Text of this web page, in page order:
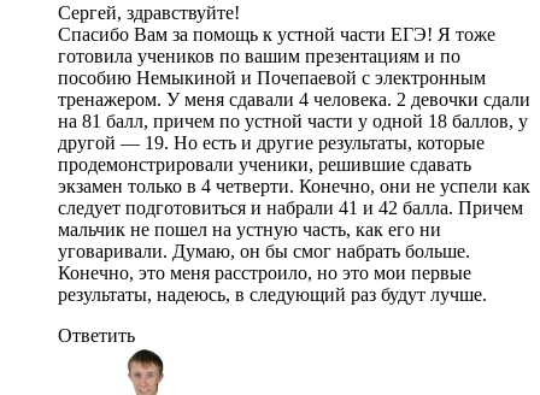
Сергей, здравствуйте!
Спасибо Вам за помощь к устной части ЕГЭ! Я тоже
готовила учеников по вашим презентациям и по
пособию Немыкиной и Почепаевой с электронным
тренажером. У меня сдавали 4 человека. 2 девочки сдали
на 81 балл, причем по устной части у одной 18 баллов, у
другой — 19. Но есть и другие результаты, которые
продемонстрировали ученики, решившие сдавать
экзамен только в 4 четверти. Конечно, они не успели как
следует подготовиться и набрали 41 и 42 балла. Причем
мальчик не пошел на устную часть, как его ни
уговаривали. Думаю, он бы смог набрать больше.
Конечно, это меня расстроило, но это мои первые
результаты, надеюсь, в следующий раз будут лучше.
Ответить